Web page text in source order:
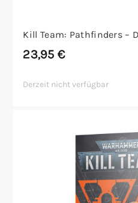
Kill Team: Pathfinders –
23,95€
Derzeit nicht verfügbar